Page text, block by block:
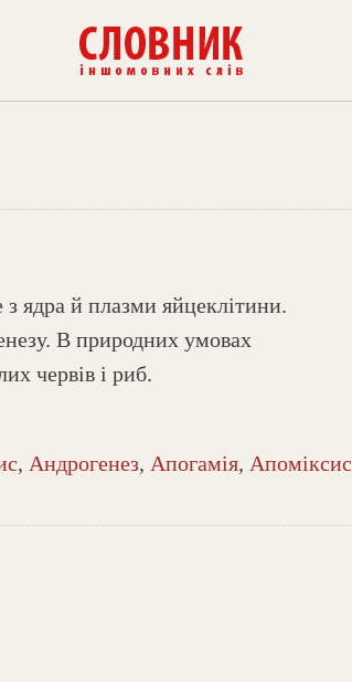
ядра й плазми яйцеклітини.
В природних умовах
червів і риб.
, Андрогенез, Апогамія, Апоміксис